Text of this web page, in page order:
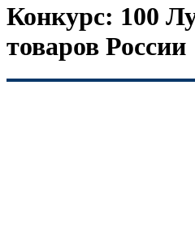
Конкурс: 100
товаров России